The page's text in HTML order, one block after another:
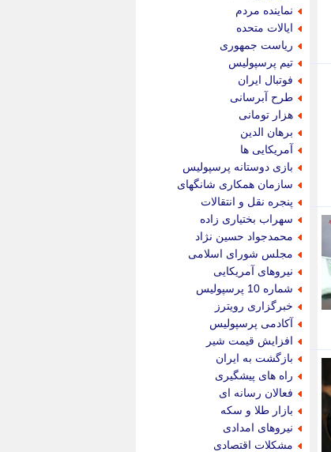
نماینده مردم
ایالات متحده
ریاست جمهوری
تیم پرسپولیس
فوتبال ایران
طرح آبرسانی
هزار تومانی
برهان الدین
آمریکایی ها
بازی دوستانه پرسپولیس
سازمان همکاری شانگهای
پنجره نقل و انتقالات
سهراب بختیاری زاده
محمدجواد حسین نژاد
مجلس شورای اسلامی
نیروهای آمریکایی
شماره 10 پرسپولیس
خبرگزاری رویترز
آکادمی پرسپولیس
افزایش قیمت شیر
بازگشت به ایران
راه های پیشگیری
فعالان رسانه ای
بازار طلا و سکه
نیروهای امدادی
مشکلات اقتصادی